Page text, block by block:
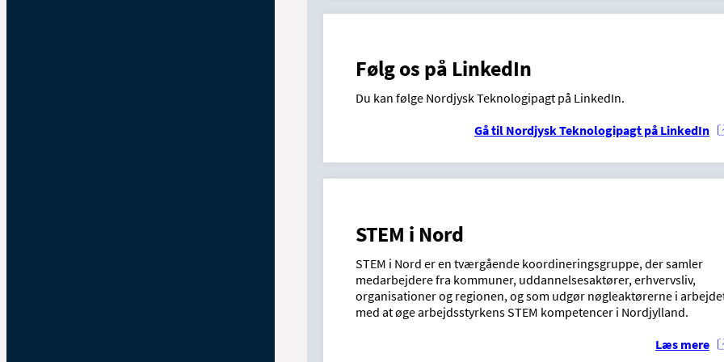
Følg os på LinkedIn
Du kan følge Nordjysk Teknologipagt på LinkedIn.
Gå til Nordjysk Teknologipagt på LinkedIn
STEM i Nord
STEM i Nord er en tværgående koordineringsgruppe, der samler
medarbejdere fra kommuner, uddannelsesaktører, erhvervsliv,
organisationer og regionen, og som udgør nøgleaktørerne i
med at øge arbejdsstyrkens STEM kompetencer i Nordjylland.
Læs mere